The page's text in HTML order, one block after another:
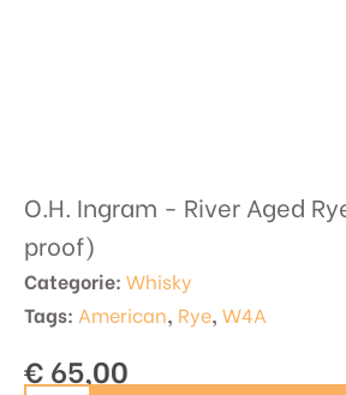
O.H. Ingram - River Aged
proof)
Categorie: Whisky
Tags: American, Rye, W4A
€ 65,00